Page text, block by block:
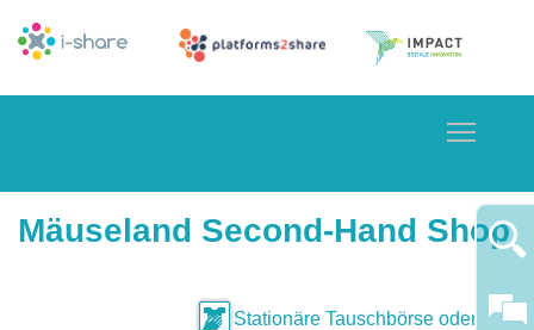
Mäuseland Second-Hand Shop
Stationäre Tauschbörse oder